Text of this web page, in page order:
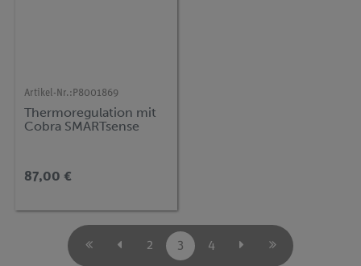
Artikel-Nr.: P8001869
Thermoregulation mit
Cobra SMARTsense
87,00 €
2 3 4